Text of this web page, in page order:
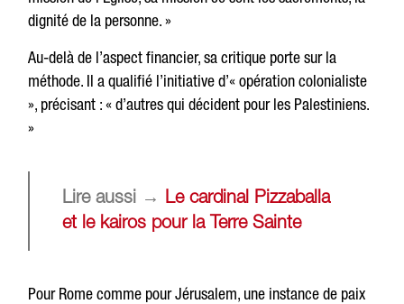
dignité de la personne. »
Au-delà de l’aspect financier, sa critique porte sur la
méthode. Il a qualifié l’initiative d’« opération colonialiste
», précisant : « d’autres qui décident pour les Palestiniens.
»
Lire aussi →
Le cardinal Pizzaballa
et le kairos pour la Terre Sainte
Pour Rome comme pour Jérusalem, une instance de paix